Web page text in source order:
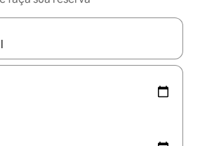
estiverem disponíveis, explore-os